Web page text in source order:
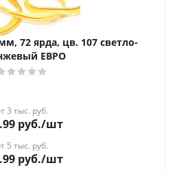
72 ярда, цв. 107 светло-
ЕВРО
3 тыс. руб.
руб./шт
5 тыс. руб.
руб./шт